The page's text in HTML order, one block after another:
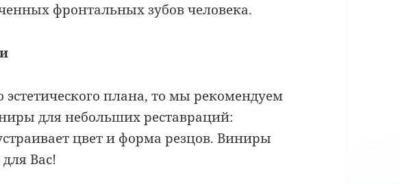
фронтальных зубов человека.
эстетического плана, то мы рекомендуем
для небольших реставраций:
цвет и форма резцов. Виниры
Вас!